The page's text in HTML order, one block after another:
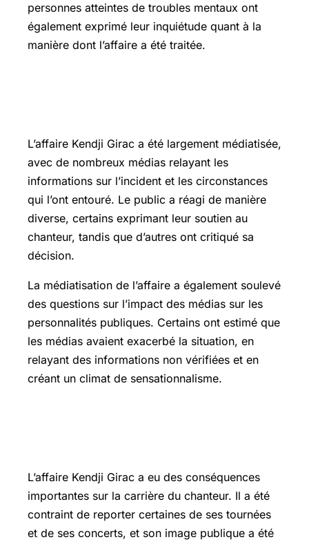
personnes atteintes de troubles mentaux ont
également exprimé leur inquiétude quant à la
manière dont l’affaire a été traitée.
L’affaire Kendji Girac a été largement médiatisée,
avec de nombreux médias relayant les
informations sur l’incident et les circonstances
qui l’ont entouré. Le public a réagi de manière
diverse, certains exprimant leur soutien au
chanteur, tandis que d’autres ont critiqué sa
décision.
La médiatisation de l’affaire a également soulevé
des questions sur l’impact des médias sur les
personnalités publiques. Certains ont estimé que
les médias avaient exacerbé la situation, en
relayant des informations non vérifiées et en
créant un climat de sensationnalisme.
L’affaire Kendji Girac a eu des conséquences
importantes sur la carrière du chanteur. Il a été
contraint de reporter certaines de ses tournées
et de ses concerts, et son image publique a été